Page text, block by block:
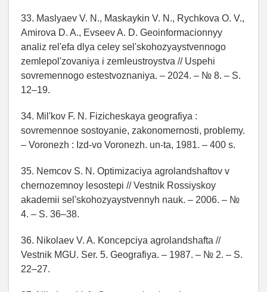
33. Maslyaev V. N., Maskaykin V. N., Rychkova O. V.,
Amirova D. A., Evseev A. D. Geoinformacionnyy
analiz rel'efa dlya celey sel'skohozyaystvennogo
zemlepol'zovaniya i zemleustroystva // Uspehi
sovremennogo estestvoznaniya. – 2024. – № 8. – S.
12–19.
34. Mil'kov F. N. Fizicheskaya geografiya :
sovremennoe sostoyanie, zakonomernosti, problemy.
– Voronezh : Izd-vo Voronezh. un-ta, 1981. – 400 s.
35. Nemcov S. N. Optimizaciya agrolandshaftov v
chernozemnoy lesostepi // Vestnik Rossiyskoy
akademii sel'skohozyaystvennyh nauk. – 2006. – №
4. – S. 36–38.
36. Nikolaev V. A. Koncepciya agrolandshafta //
Vestnik MGU. Ser. 5. Geografiya. – 1987. – № 2. – S.
22–27.